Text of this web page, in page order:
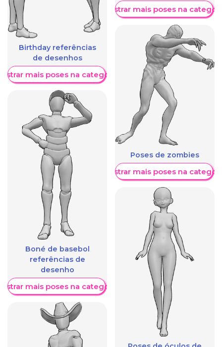
Birthday referências
de desenhos
mais poses na categoria
Boné de basebol
referências de
desenho
mais poses na categoria
Mostrar mais poses na
Poses de zombies
Mostrar mais poses na